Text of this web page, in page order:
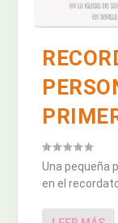
Una pequeña
en el